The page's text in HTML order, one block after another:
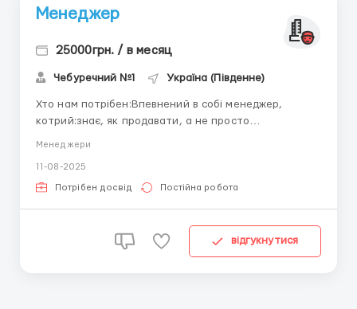
Менеджер
25000грн. / в месяц
Чебуречний №1 Україна (Південне)
Хто нам потрібен:Впевнений в собі менеджер,
котрий:знає, як продавати, а не просто
торкання до покупкиЩо потрібно буде
робити:шукати клієнтів через месенджери,
Менеджери
11-08-2025
Потрібен досвід Постійна робота
відгукнутися